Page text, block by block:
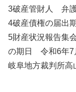
3破産管財人 弁
4破産債権の届出
5財産状況報告集
の期日 令和6年7
岐阜地方裁判所高